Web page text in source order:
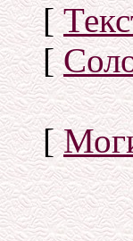
[
[
[